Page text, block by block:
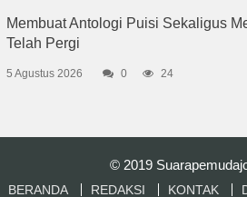
Membuat Antologi Puisi Sekaligus
Telah Pergi
5 Agustus 2026 0 24
© 2019
BERANDA REDAKSI KONTAK